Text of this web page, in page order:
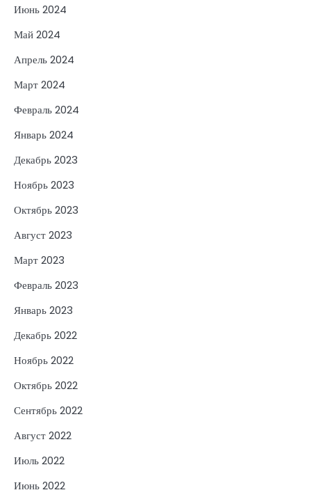
Июнь 2024
Май 2024
Апрель 2024
Март 2024
Февраль 2024
Январь 2024
Декабрь 2023
Ноябрь 2023
Октябрь 2023
Август 2023
Март 2023
Февраль 2023
Январь 2023
Декабрь 2022
Ноябрь 2022
Октябрь 2022
Сентябрь 2022
Август 2022
Июль 2022
Июнь 2022